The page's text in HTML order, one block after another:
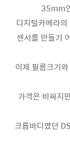
35mm
디지털카메라
센서를 만들기
이제 필름크기
가격은 비싸지
크롭바디였던